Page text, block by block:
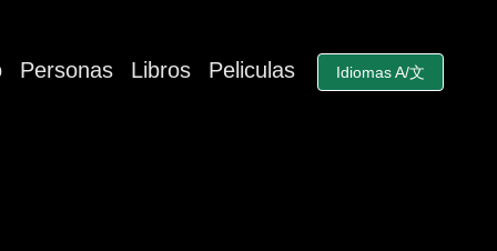
Personas Libros Peliculas Idiomas A/文